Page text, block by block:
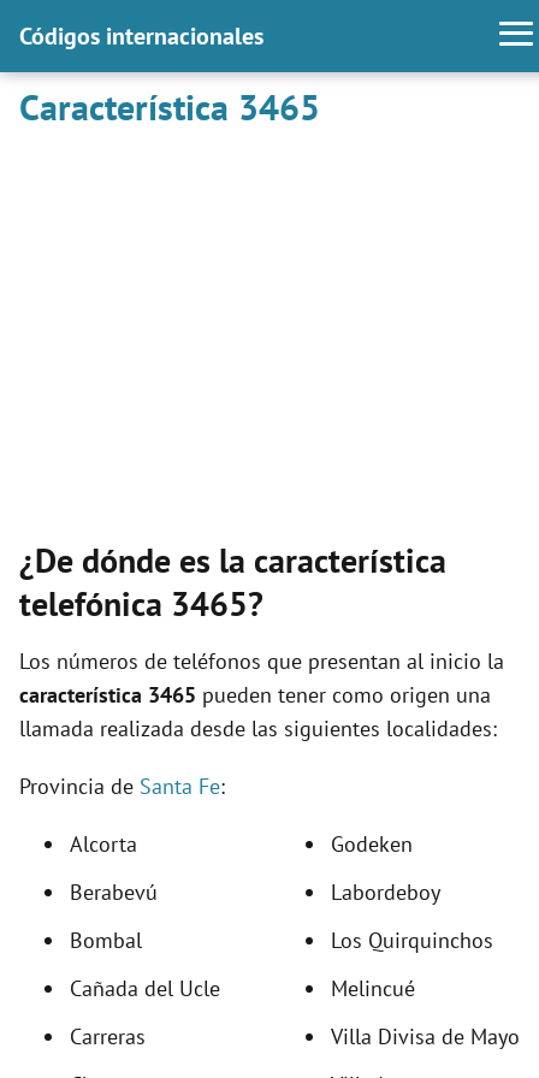
Códigos internacionales
Característica 3465
¿De dónde es la característica
telefónica 3465?
Los números de teléfonos que presentan al inicio la
característica 3465 pueden tener como origen una
llamada realizada desde las siguientes localidades:
Provincia de Santa Fe:
Alcorta
Berabevú
Bombal
Cañada del Ucle
Carreras
Godeken
Labordeboy
Los Quirquinchos
Melincué
Villa Divisa de Mayo